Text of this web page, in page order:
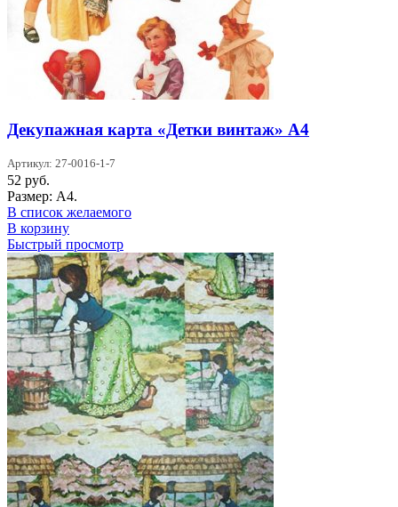
Декупажная карта «Детки винтаж» А4
Артикул: 27-0016-1-7
52 руб.
Размер: А4.
В список желаемого
В корзину
Быстрый просмотр